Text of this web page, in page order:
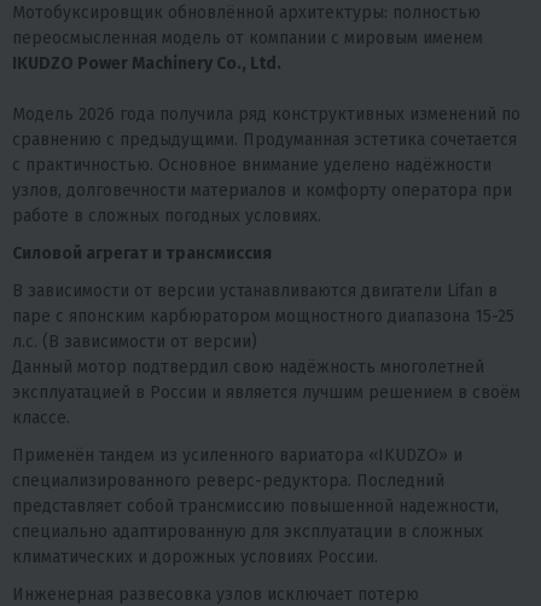
Мотобуксировщик обновлённой архитектуры: полностью
переосмысленная модель от компании с мировым именем
IKUDZO Power Machinery Co., Ltd.
Модель 2026 года получила ряд конструктивных изменений по
сравнению с предыдущими. Продуманная эстетика сочетается
с практичностью. Основное внимание уделено надёжности
узлов, долговечности материалов и комфорту оператора при
работе в сложных погодных условиях.
Силовой агрегат и трансмиссия
В зависимости от версии устанавливаются двигатели Lifan в
паре с японским карбюратором мощностного диапазона 15-25
л.с. (В зависимости от версии)
Данный мотор подтвердил свою надёжность многолетней
эксплуатацией в России и является лучшим решением в своём
классе.
Применён тандем из усиленного вариатора «IKUDZO» и
специализированного реверс-редуктора. Последний
представляет собой трансмиссию повышенной надежности,
специально адаптированную для эксплуатации в сложных
климатических и дорожных условиях России.
Инженерная развесовка узлов исключает потерю